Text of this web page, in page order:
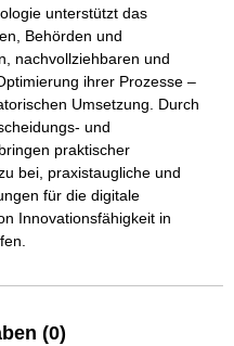
unterstützt das
Behörden und
nachvollziehbaren und
ihrer Prozesse –
Umsetzung. Durch
und
praktischer
bei, praxistaugliche und
für die digitale
Innovationsfähigkeit in
(0)